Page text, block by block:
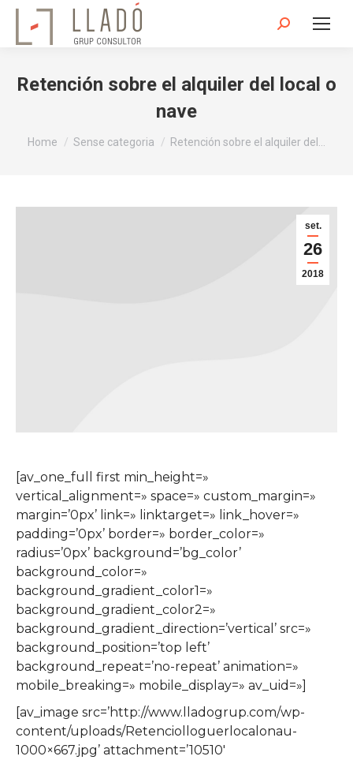
Search:
Retención sobre el alquiler del local o
nave
You are here:
Home Sense categoria Retención sobre el alquiler del…
set.
26
2018
[av_one_full first min_height=»
vertical_alignment=» space=» custom_margin=»
margin=’0px’ link=» linktarget=» link_hover=»
padding=’0px’ border=» border_color=»
radius=’0px’ background=’bg_color’
background_color=»
background_gradient_color1=»
background_gradient_color2=»
background_gradient_direction=’vertical’ src=»
background_position=’top left’
background_repeat=’no-repeat’ animation=»
mobile_breaking=» mobile_display=» av_uid=»]
[av_image src=’http://www.lladogrup.com/wp-
content/uploads/Retenciolloguerlocalonau-
1000×667.jpg’ attachment=’10510′